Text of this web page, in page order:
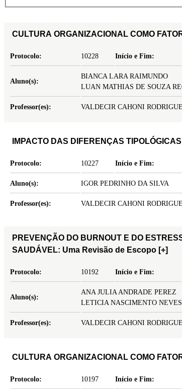
CULTURA ORGANIZACIONAL COMO
Protocolo: 10228 Início e Fim:
Aluno(s):
BIANCA LARA RAIMUNDO
LUAN MATHIAS DE SOUZA
Professor(es): VALDECIR CAHONI
IMPACTO DAS DIFERENÇAS
Protocolo: 10227 Início e Fim:
Aluno(s): IGOR PEDRINHO DA SILVA
Professor(es): VALDECIR CAHONI
PREVENÇÃO DO BURNOUT E DO
SAUDÁVEL: Uma Revisão de Escopo [+]
Protocolo: 10192 Início e Fim:
Aluno(s):
ANA JULIA ANDRADE PEREZ
LETICIA NASCIMENTO NEVES
Professor(es): VALDECIR CAHONI
CULTURA ORGANIZACIONAL COMO
Protocolo: 10197 Início e Fim: